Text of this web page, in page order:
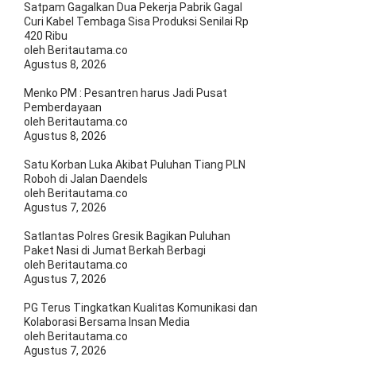
Satpam Gagalkan Dua Pekerja Pabrik Gagal
Curi Kabel Tembaga Sisa Produksi Senilai Rp
420 Ribu
oleh Beritautama.co
Agustus 8, 2026
Menko PM : Pesantren harus Jadi Pusat
Pemberdayaan
oleh Beritautama.co
Agustus 8, 2026
Satu Korban Luka Akibat Puluhan Tiang PLN
Roboh di Jalan Daendels
oleh Beritautama.co
Agustus 7, 2026
Satlantas Polres Gresik Bagikan Puluhan
Paket Nasi di Jumat Berkah Berbagi
oleh Beritautama.co
Agustus 7, 2026
PG Terus Tingkatkan Kualitas Komunikasi dan
Kolaborasi Bersama Insan Media
oleh Beritautama.co
Agustus 7, 2026